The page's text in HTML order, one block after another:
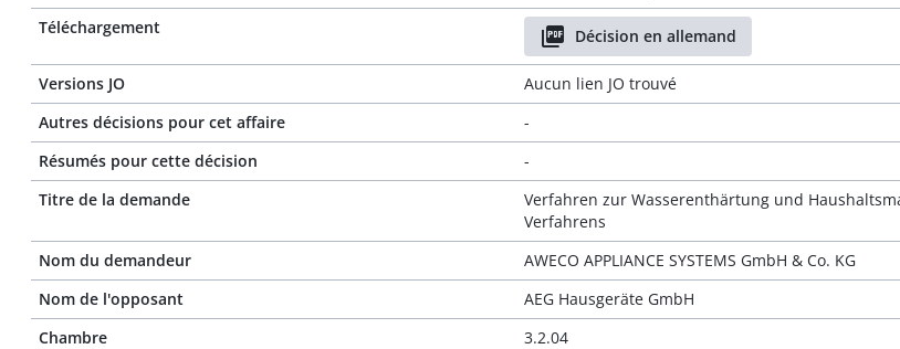
Téléchargement
Décision en allemand
Versions JO
Aucun lien JO trouvé
Autres décisions pour cet affaire
-
Résumés pour cette décision
-
Titre de la demande
Verfahren zur Wasserenthärtung und
Verfahrens
Nom du demandeur
AWECO APPLIANCE SYSTEMS GmbH & Co. KG
Nom de l'opposant
AEG Hausgeräte GmbH
Chambre
3.2.04